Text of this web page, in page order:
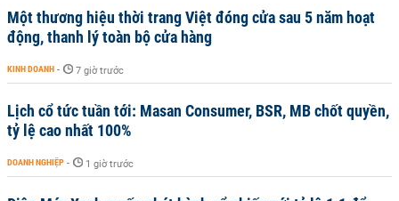
Một thương hiệu thời trang Việt đóng cửa sau 5 năm hoạt
động, thanh lý toàn bộ cửa hàng
KINH DOANH - 7 giờ trước
Lịch cổ tức tuần tới: Masan Consumer, BSR, MB chốt quyền,
tỷ lệ cao nhất 100%
DOANH NGHIỆP - 1 giờ trước